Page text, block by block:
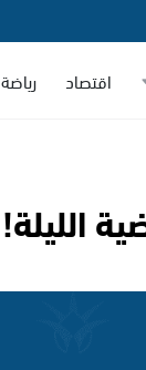
اقتصاد رياضة
الليلة!